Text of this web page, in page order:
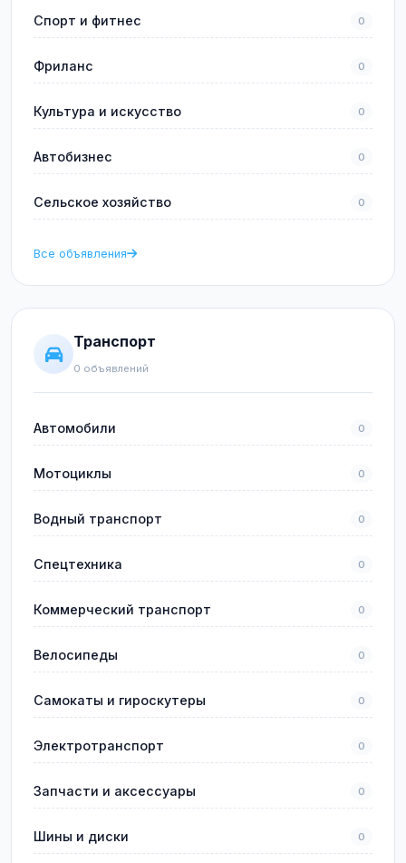
Спорт и фитнес 0
Фриланс 0
Культура и искусство 0
Автобизнес 0
Сельское хозяйство 0
Все объявления
Транспорт
0 объявлений
Автомобили 0
Мотоциклы 0
Водный транспорт 0
Спецтехника 0
Коммерческий транспорт 0
Велосипеды 0
Самокаты и гироскутеры 0
Электротранспорт 0
Запчасти и аксессуары 0
Шины и диски 0